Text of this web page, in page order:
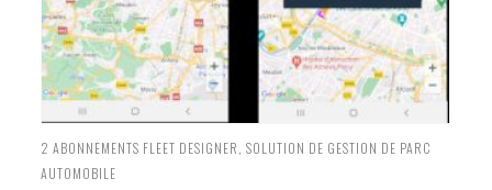
2ABONNEMENTS FLEET DESIGNER ,SOLUTION DE GESTION DE PARC
AUTOMOBILE